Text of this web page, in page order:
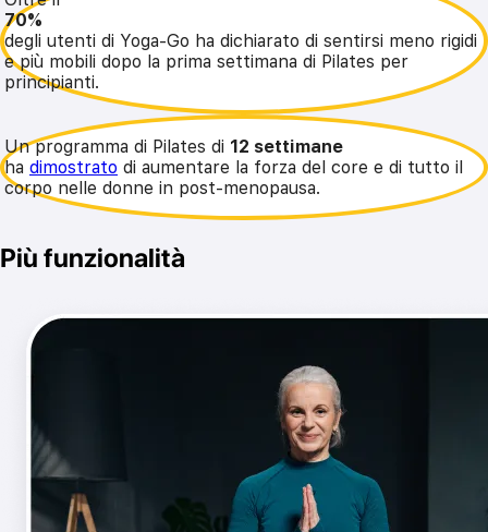
70%
degli utenti di Yoga-Go ha dichiarato di sentirsi meno rigidi
e più mobili dopo la prima settimana di Pilates per
principianti.
Un programma di Pilates di 12 settimane
ha dimostrato di aumentare la forza del core e di tutto il
corpo nelle donne in post-menopausa.
Più funzionalità